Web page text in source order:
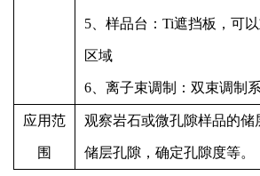
5 、样品台： Ti遮挡板，可
区域
6 、离子束调制：双束调制
应用范
围
观察岩石或微孔隙样品的储
储层孔隙，确定孔隙度等。